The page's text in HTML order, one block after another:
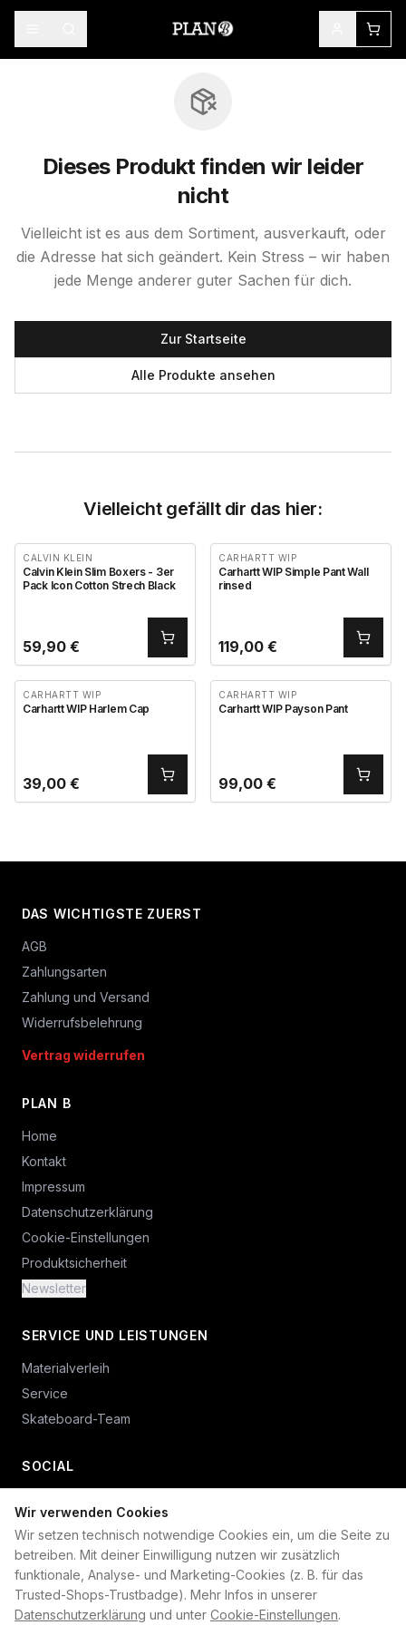
Wir verwenden Cookies
Wir setzen technisch notwendige Cookies ein, um die Seite zu
betreiben. Mit deiner Einwilligung nutzen wir zusätzlich
funktionale, Analyse- und Marketing-Cookies (z. B. für das
Trusted-Shops-Trustbadge). Mehr Infos in unserer
Datenschutzerklärung und unter Cookie-Einstellungen.
Dieses Produkt finden wir leider
nicht
Vielleicht ist es aus dem Sortiment, ausverkauft, oder
die Adresse hat sich geändert. Kein Stress – wir haben
jede Menge anderer guter Sachen für dich.
Zur Startseite
Alle Produkte ansehen
Vielleicht gefällt dir das hier:
CALVIN KLEIN
Calvin Klein Slim Boxers - 3er
Pack Icon Cotton Strech Black
59,90 €
CARHARTT WIP
Carhartt WIP Simple Pant Wall
rinsed
119,00 €
CARHARTT WIP
Carhartt WIP Harlem Cap
39,00 €
CARHARTT WIP
Carhartt WIP Payson Pant
99,00 €
DAS WICHTIGSTE ZUERST
AGB
Zahlungsarten
Zahlung und Versand
Widerrufsbelehrung
Vertrag widerrufen
PLAN B
Home
Kontakt
Impressum
Datenschutzerklärung
Cookie-Einstellungen
Produktsicherheit
Newsletter
SERVICE UND LEISTUNGEN
Materialverleih
Service
Skateboard-Team
SOCIAL
+49 234 687 00 38
shop@plan-b-funsport.de
Sichere Zahlung mit: